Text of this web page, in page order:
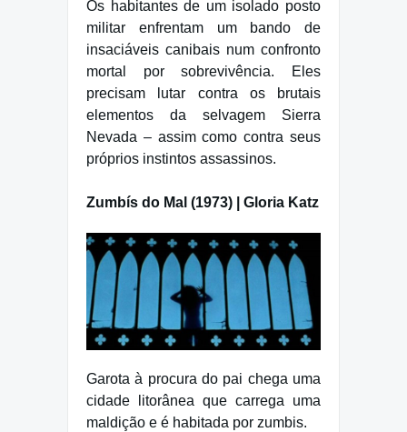
Os habitantes de um isolado posto
militar enfrentam um bando de
insaciáveis canibais num confronto
mortal por sobrevivência. Eles
precisam lutar contra os brutais
elementos da selvagem Sierra
Nevada – assim como contra seus
próprios instintos assassinos.
Zumbís do Mal (1973) | Gloria Katz
Garota à procura do pai chega uma
cidade litorânea que carrega uma
maldição e é habitada por zumbis.